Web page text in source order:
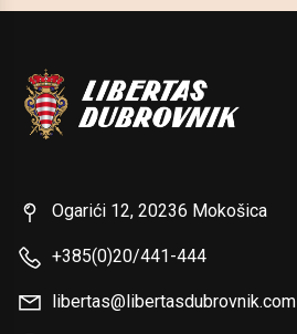
Ogarići 12, 20236 Mokošica
+385(0)20/441-444
libertas@libertasdubrovnik.com